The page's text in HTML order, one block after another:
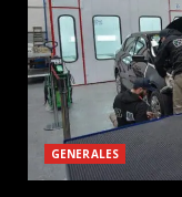
GENERALES